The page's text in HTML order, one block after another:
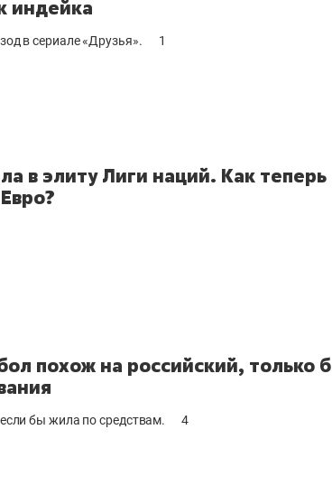
индейка
в сериале «Друзья». 1
в элиту Лиги наций. Как теперь
похож на российский, только
бы жила по средствам. 4